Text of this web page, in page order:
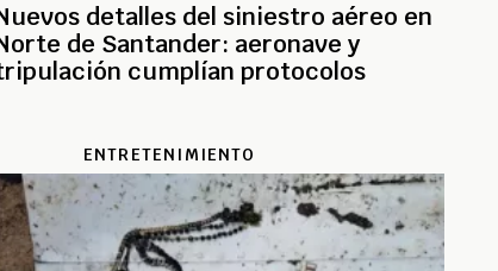
detalles del siniestro aéreo en
de Santander: aeronave y
cumplían protocolos
ENTRETENIMIENTO